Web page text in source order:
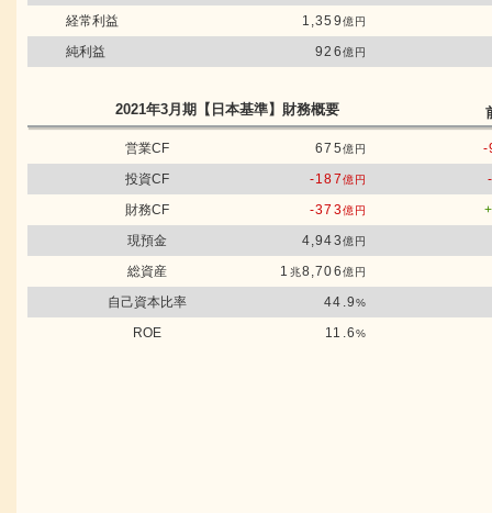
経常利益 1,359億円
純利益 926億円
2021年3月期 【日本基準】 財務概要
営業CF 675億円
-
投資CF
-187億円
財務CF
-373億円
現預金
4,943億円
総資産 1 兆8,706億円
自己資本比率 44.9%
ROE 11.6%